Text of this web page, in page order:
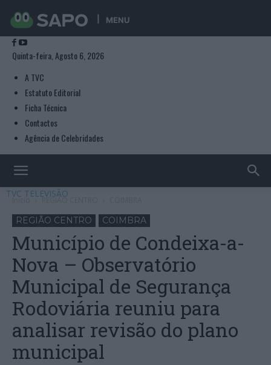
MENU
Quinta-feira, Agosto 6, 2026
A TVC
Estatuto Editorial
Ficha Técnica
Contactos
Agência de Celebridades
TVC TELEVISÃO
Início REGIÃO CENTRO
REGIÃO CENTRO COIMBRA
Município de Condeixa-a-
Nova – Observatório
Municipal de Segurança
Rodoviária reuniu para
analisar revisão do plano
municipal